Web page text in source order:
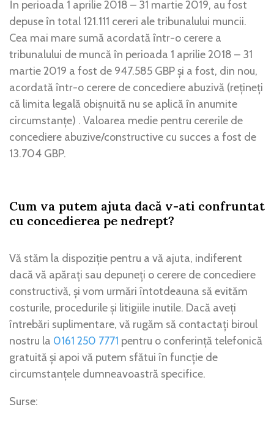
În perioada 1 aprilie 2018 – 31 martie 2019, au fost
depuse în total 121.111 cereri ale tribunalului muncii.
Cea mai mare sumă acordată într-o cerere a
tribunalului de muncă în perioada 1 aprilie 2018 – 31
martie 2019 a fost de 947.585 GBP și a fost, din nou,
acordată într-o cerere de concediere abuzivă (rețineți
că limita legală obișnuită nu se aplică în anumite
circumstanțe) . Valoarea medie pentru cererile de
concediere abuzive/constructive cu succes a fost de
13.704 GBP.
Cum va putem ajuta dacă v-ati confruntat
cu concedierea pe nedrept?
Vă stăm la dispoziție pentru a vă ajuta, indiferent
dacă vă apărați sau depuneți o cerere de concediere
constructivă, și vom urmări întotdeauna să evităm
costurile, procedurile și litigiile inutile. Dacă aveți
întrebări suplimentare, vă rugăm să contactați biroul
nostru la 0161 250 7771 pentru o conferință telefonică
gratuită și apoi vă putem sfătui în funcție de
circumstanțele dumneavoastră specifice.
Surse: